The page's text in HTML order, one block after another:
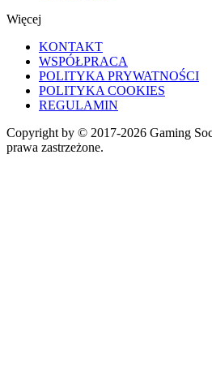
Więcej
KONTAKT
WSPÓŁPRACA
POLITYKA PRYWATNOŚCI
POLITYKA COOKIES
REGULAMIN
Copyright by © 2017-2026 Gaming
prawa zastrzeżone.